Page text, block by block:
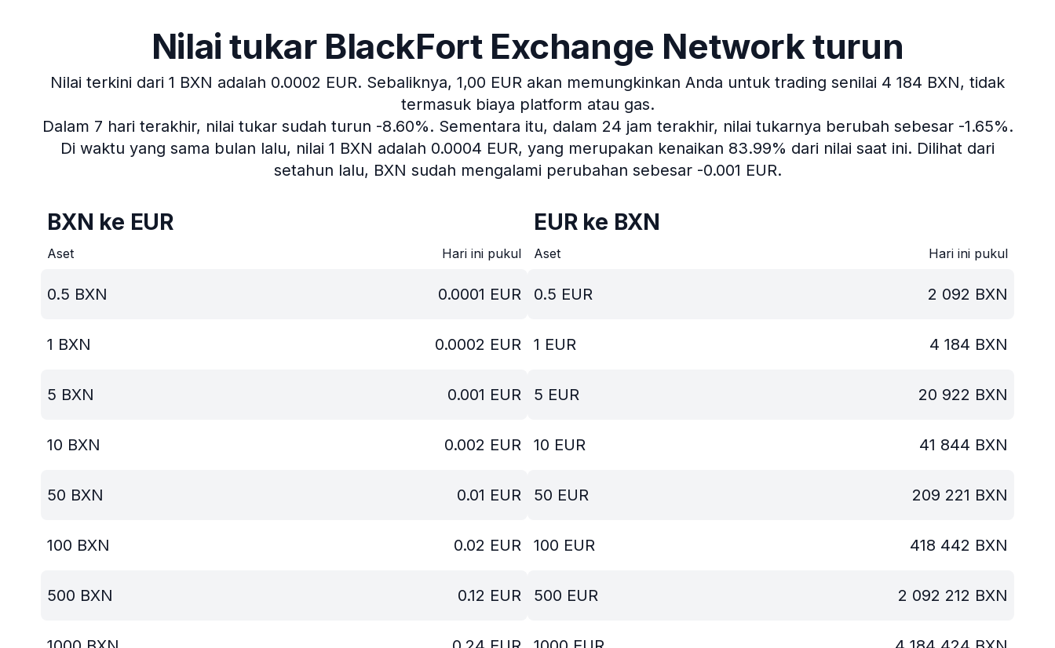
Nilai tukar BlackFort Exchange Network turun
Nilai terkini dari 1 BXN adalah 0.0002 EUR. Sebaliknya, 1,00 EUR akan memungkinkan Anda untuk trading senilai 4 184 BXN, tidak
termasuk biaya platform atau gas.
Dalam 7 hari terakhir, nilai tukar sudah turun -8.60%. Sementara itu, dalam 24 jam terakhir, nilai tukarnya berubah sebesar -1.65%.
Di waktu yang sama bulan lalu, nilai 1 BXN adalah 0.0004 EUR, yang merupakan kenaikan 83.99% dari nilai saat ini. Dilihat dari
setahun lalu, BXN sudah mengalami perubahan sebesar -0.001 EUR.
BXN ke EUR
Aset Hari ini pukul
0.5 BXN 0.0001 EUR
1 BXN 0.0002 EUR
5 BXN 0.001 EUR
10 BXN 0.002 EUR
50 BXN 0.01 EUR
100 BXN 0.02 EUR
500 BXN 0.12 EUR
EUR ke BXN
Aset Hari ini pukul
0.5 EUR 2 092 BXN
1 EUR 4 184 BXN
5 EUR 20 922 BXN
10 EUR 41 844 BXN
50 EUR 209 221 BXN
100 EUR 418 442 BXN
500 EUR 2 092 212 BXN